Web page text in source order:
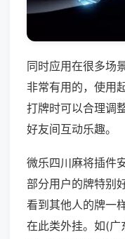
同时应用在很多场
非常有用的，使用
打牌时可以合理调
好友间互动乐趣。
微乐四川麻将插件
部分用户的牌特别
看到其他人的牌一
在此类外挂。如(广